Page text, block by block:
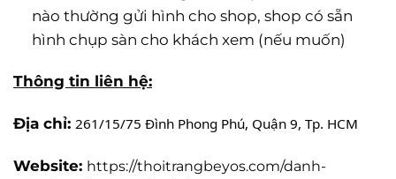
nào thường gửi hình cho shop, shop có sẵn
hình chụp sàn cho khách xem (nếu muốn)
Thông tin liên hệ:
Địa chỉ: 261/15/75 Đình Phong Phú, Quận 9, Tp. HCM
Website: https://thoitrangbeyos.com/danh-